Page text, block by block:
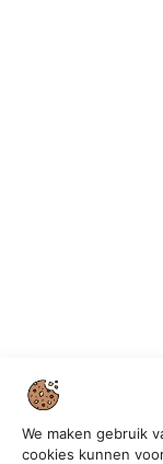
We maken gebruik
cookies kunnen